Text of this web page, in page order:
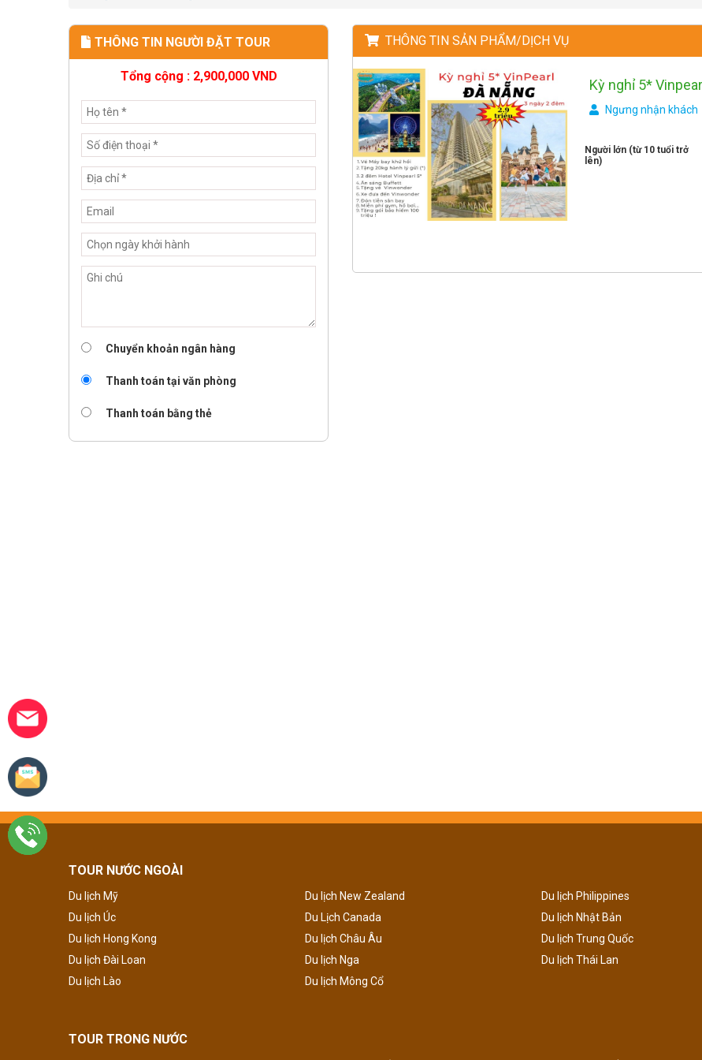
THÔNG TIN NGƯỜI ĐẶT TOUR
Tổng cộng : 2,900,000VND
Chuyển khoản ngân hàng
Thanh toán tại văn phòng
Thanh toán bằng thẻ
THÔNG TIN SẢN PHẨM/DỊCH VỤ
Kỳ nghỉ 5*
Ngưng nhận khách
Người lớn (từ 10 tuổi trở
lên)
TOUR NƯỚC NGOÀI
Du lịch Mỹ Du lịch New Zealand Du lịch Philippines
Du lịch Úc
Du Lịch Canada Du lịch Nhật Bản
Du lịch Hong Kong
Du lịch Châu Âu Du lịch Trung Quốc
Du lịch Đài Loan
Du lịch Nga Du lịch Thái Lan
Du lịch Lào
Du lịch Mông Cổ
TOUR TRONG NƯỚC